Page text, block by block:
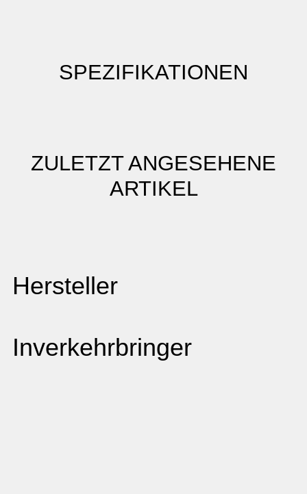
SPEZIFIKATIONEN
ZULETZT ANGESEHENE
ARTIKEL
Hersteller
Inverkehrbringer